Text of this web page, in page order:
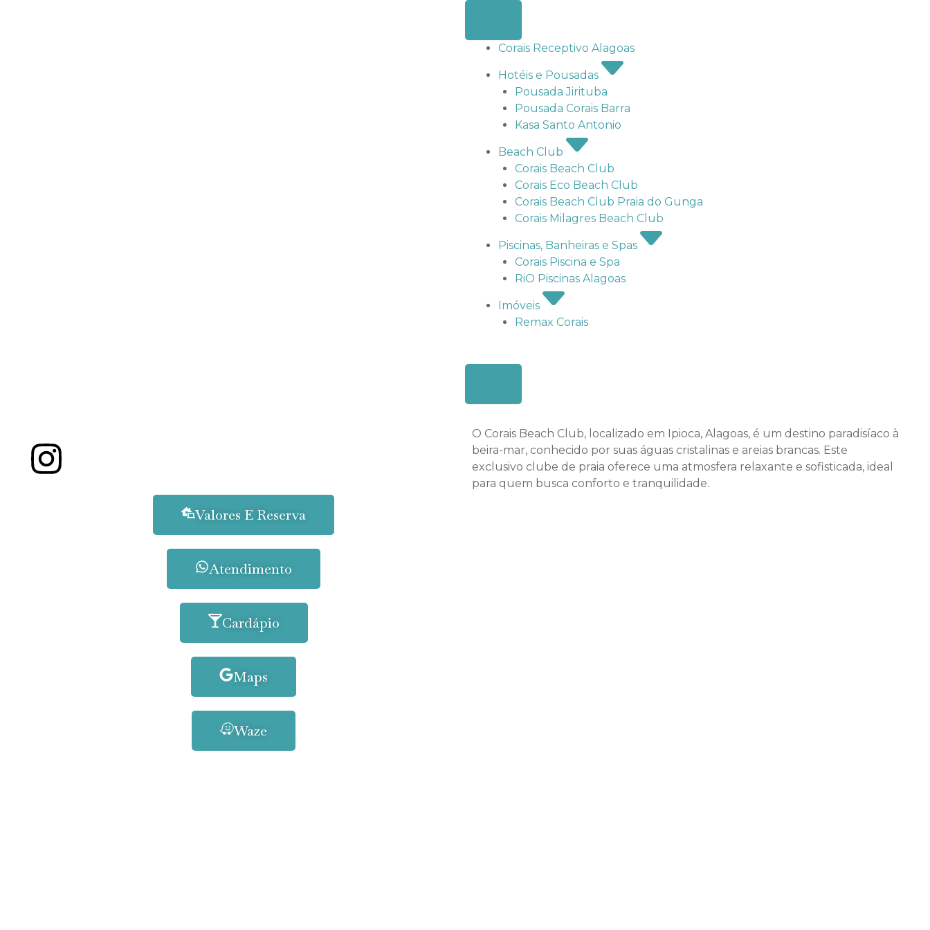
Corais Receptivo Alagoas
Hotéis e Pousadas
Pousada Jirituba
Pousada Corais Barra
Kasa Santo Antonio
Beach Club
Corais Beach Club
Corais Eco Beach Club
Corais Beach Club Praia do Gunga
Corais Milagres Beach Club
Piscinas, Banheiras e Spas
Corais Piscina e Spa
RiO Piscinas Alagoas
Imóveis
Remax Corais
Valores E Reserva
Atendimento
Cardápio
Maps
Waze
O Corais Beach Club, localizado em Ipioca, Alagoas, é um destino paradisíaco à
beira-mar, conhecido por suas águas cristalinas e areias brancas. Este
exclusivo clube de praia oferece uma atmosfera relaxante e sofisticada, ideal
para quem busca conforto e tranquilidade.